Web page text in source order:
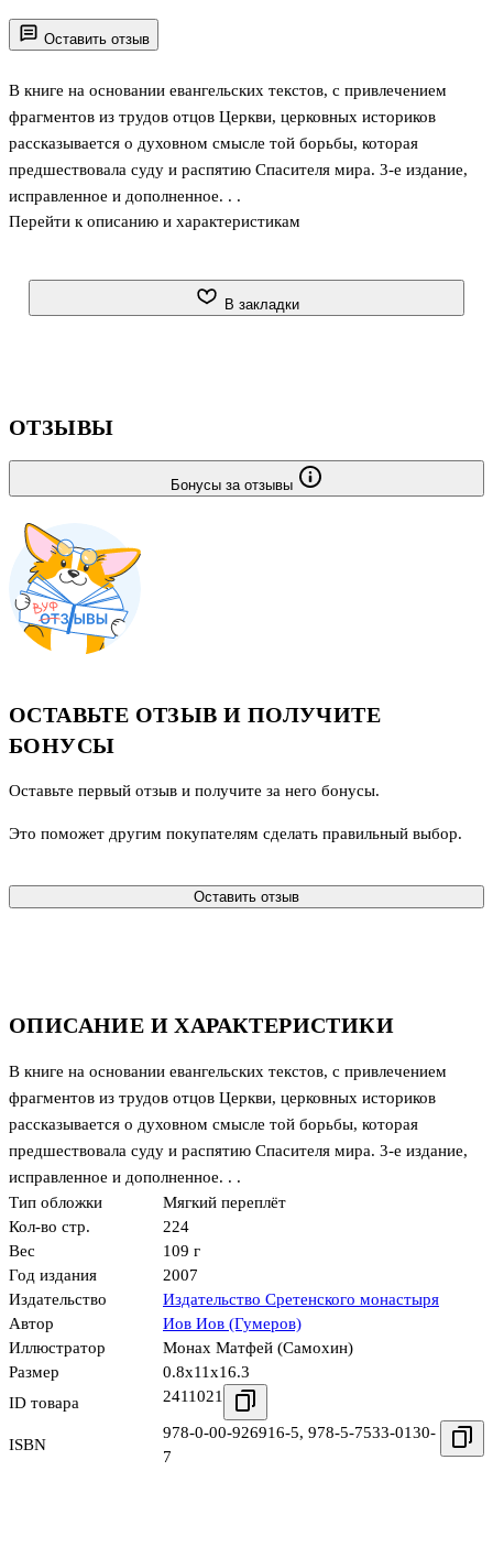
Оставить отзыв
В книге на основании евангельских текстов, с привлечением
фрагментов из трудов отцов Церкви, церковных историков
рассказывается о духовном смысле той борьбы, которая
предшествовала суду и распятию Спасителя мира. 3-е издание,
исправленное и дополненное. . .
Перейти к описанию и характеристикам
В закладки
ОПИСАНИЕ И ХАРАКТЕРИСТИКИ
В книге на основании евангельских текстов, с привлечением
фрагментов из трудов отцов Церкви, церковных историков
рассказывается о духовном смысле той борьбы, которая
предшествовала суду и распятию Спасителя мира. 3-е издание,
исправленное и дополненное. . .
Тип обложки
Мягкий переплёт
Кол-во стр.
224
Вес
109 г
Год издания
2007
Издательство
Издательство Сретенского монастыря
Автор
Иов Иов (Гумеров)
Иллюстратор
Монах Матфей (Самохин)
Размер
0.8x11x16.3
ID товара
2411021
ISBN
978-0-00-926916-5, 978-5-7533-0130-
7
ОТЗЫВЫ
Бонусы за отзывы
ОСТАВЬТЕ ОТЗЫВ И ПОЛУЧИТЕ
БОНУСЫ
Оставьте первый отзыв и получите за него бонусы.
Это поможет другим покупателям сделать правильный выбор.
Оставить отзыв